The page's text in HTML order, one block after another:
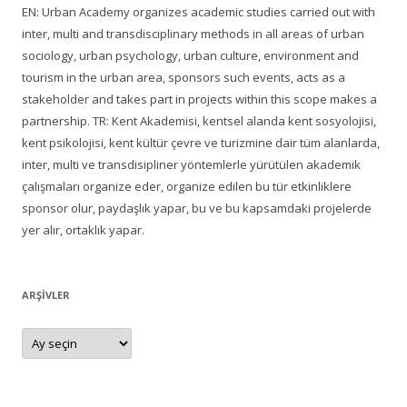
EN: Urban Academy organizes academic studies carried out with
inter, multi and transdisciplinary methods in all areas of urban
sociology, urban psychology, urban culture, environment and
tourism in the urban area, sponsors such events, acts as a
stakeholder and takes part in projects within this scope makes a
partnership. TR: Kent Akademisi, kentsel alanda kent sosyolojisi,
kent psikolojisi, kent kültür çevre ve turizmine dair tüm alanlarda,
inter, multi ve transdisipliner yöntemlerle yürütülen akademik
çalışmaları organize eder, organize edilen bu tür etkinliklere
sponsor olur, paydaşlık yapar, bu ve bu kapsamdaki projelerde
yer alır, ortaklık yapar.
ARŞIVLER
Arşivler